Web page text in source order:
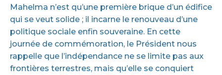
Mahelma n’est qu’une première brique d’un édifice
qui se veut solide ; il incarne le renouveau d’une
politique sociale enfin souveraine. En cette
journée de commémoration, le Président nous
rappelle que l’indépendance ne se limite pas aux
frontières terrestres, mais qu’elle se conquiert